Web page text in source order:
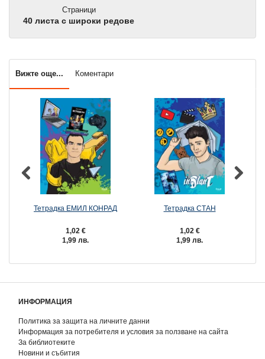
Страници
40 листа с широки редове
Вижте още... Коментари
Тетрадка ЕМИЛ КОНРАД
1,02 €
1,99 лв.
Тетрадка СТАН
1,02 €
1,99 лв.
ИНФОРМАЦИЯ
Политика за защита на личните данни
Информация за потребителя и условия за ползване на сайта
За библиотеките
Новини и събития